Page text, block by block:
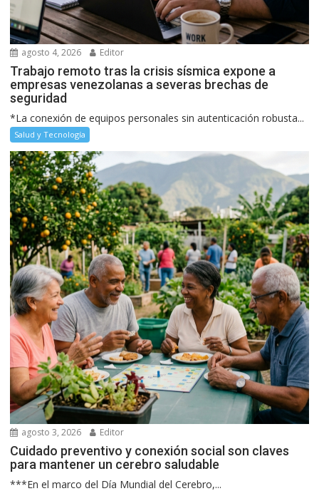
agosto 4, 2026 Editor
Trabajo remoto tras la crisis sísmica expone a
empresas venezolanas a severas brechas de
seguridad
*La conexión de equipos personales sin autenticación robusta...
Salud y Tecnología
agosto 3, 2026 Editor
Cuidado preventivo y conexión social son claves
para mantener un cerebro saludable
***En el marco del Día Mundial del Cerebro,...